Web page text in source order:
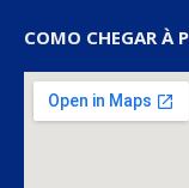
COMO CHEGAR À